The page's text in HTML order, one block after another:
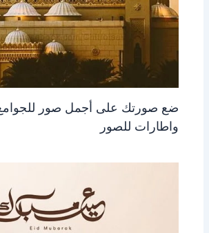
ضع صورتك على أجمل صور
واطارات للصور